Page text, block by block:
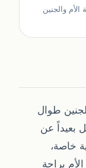
والجنين
طوال
بعيداً عن
خاصة،
- تشعر الأم براحة